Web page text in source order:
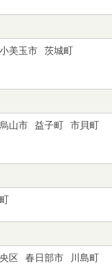
小美玉市
茨城町
山市 益子町
市貝町
区 春日部市
川島町